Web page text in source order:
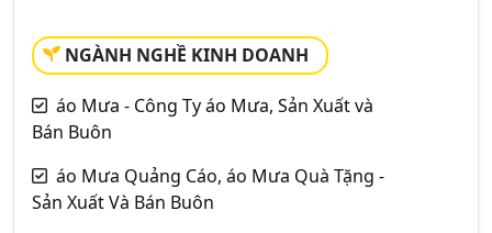
NGÀNH NGHỀ KINH DOANH
áo Mưa - Công Ty áo Mưa, Sản Xuất và
Bán Buôn
áo Mưa Quảng Cáo, áo Mưa Quà Tặng -
Sản Xuất Và Bán Buôn